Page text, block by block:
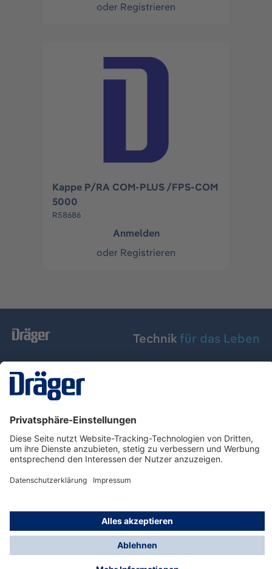
oder Registrieren
Kappe P/RA COM-PLUS /FPS-COM
5000
R58686
Anmelden
oder Registrieren
Technik für das Leben
Dräger Austria GmbH
Über Dräger
Informationen
© Dräger Austria GmbH, 2024
* Alle Preise exkl. gesetzl. Mehrwertsteuer zzgl.
Versandkosten und ggf. Nachnahmegebühren, wenn